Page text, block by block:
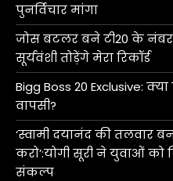
पुनर्विचार मांगा
जोस बटलर बने टी20 के
सूर्यवंशी तोड़ेंगे मेरा रिकॉर्ड
Bigg Boss 20 Exclusive:
वापसी?
‘स्वामी दयानंद की तलवार
करो’:योगी सूरी ने युवाओं को
संकल्प